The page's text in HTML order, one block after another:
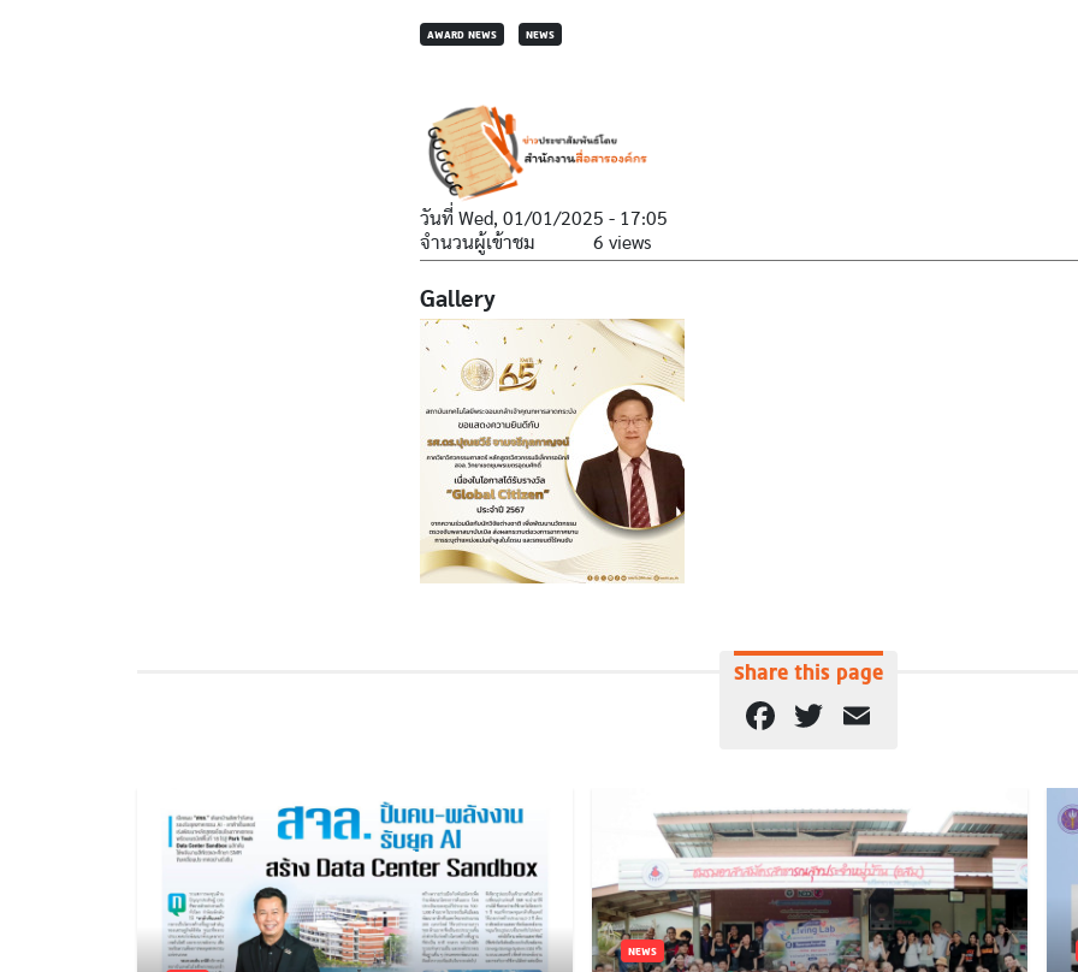
AWARD NEWS NEWS
วันที่Wed, 01/01/2025 - 17:05
จำนวนผู้เข้าชม
6 views
Gallery
Share this page
Facebook
Twitter
NEWS